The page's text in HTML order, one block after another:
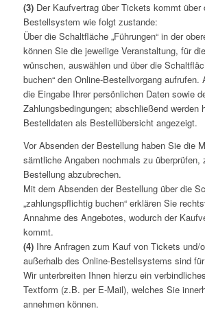
(3)Der Kaufvertrag über Tickets kommt über
Bestellsystem wie folgt zustande:
Über die Schaltfläche „Führungen“ in der
können Sie die jeweilige Veranstaltung, für
wünschen, auswählen und über die
buchen“ den Online-Bestellvorgang
die Eingabe Ihrer persönlichen Daten sowie
Zahlungsbedingungen; abschließend werden
Bestelldaten als Bestellübersicht angezeigt.
Vor Absenden der Bestellung haben Sie die
sämtliche Angaben nochmals zu überprüfen,
Bestellung abzubrechen.
Mit dem Absenden der Bestellung über die
„zahlungspflichtig buchen“ erklären Sie
Annahme des Angebotes, wodurch der
kommt.
(4) Ihre Anfragen zum Kauf von Tickets und/
außerhalb des Online-Bestellsystems sind
Wir unterbreiten Ihnen hierzu ein
Textform (z.B. per E-Mail), welches Sie
annehmen können.